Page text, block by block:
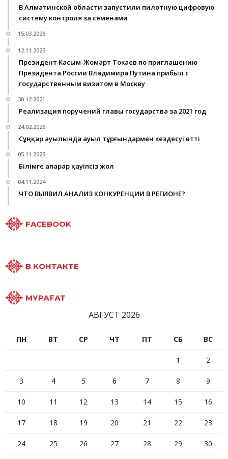
В Алматинской области запустили пилотную цифровую
систему контроля за семенами
15.03.2026
12.11.2025
Президент Касым-Жомарт Токаев по приглашению
Президента России Владимира Путина прибыл с
государственным визитом в Москву
30.12.2021
Реализация поручений главы государства за 2021 год
24.02.2026
Сұңқар ауылында ауыл тұрғындармен кездесуі өтті
05.11.2025
Білімге апарар қауіпсіз жол
04.11.2024
ЧТО ВЫЯВИЛ АНАЛИЗ КОНКУРЕНЦИИ В РЕГИОНЕ?
FACEBOOK
В КОНТАКТЕ
МҰРАҒАТ
АВГУСТ 2026
ПН ВТ СР ЧТ ПТ СБ ВС
1 2
3 4 5 6 7 8 9
10 11 12 13 14 15 16
17 18 19 20 21 22 23
24 25 26 27 28 29 30